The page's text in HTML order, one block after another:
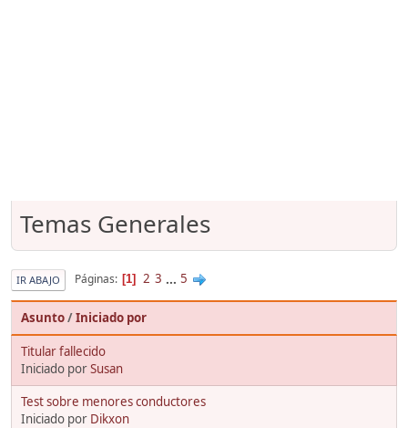
Temas Generales
IR ABAJO Páginas 1 2 3 ... 5
Asunto/Iniciado por
Titular fallecido
Iniciado porSusan
Test sobre menores conductores
Iniciado por Dikxon